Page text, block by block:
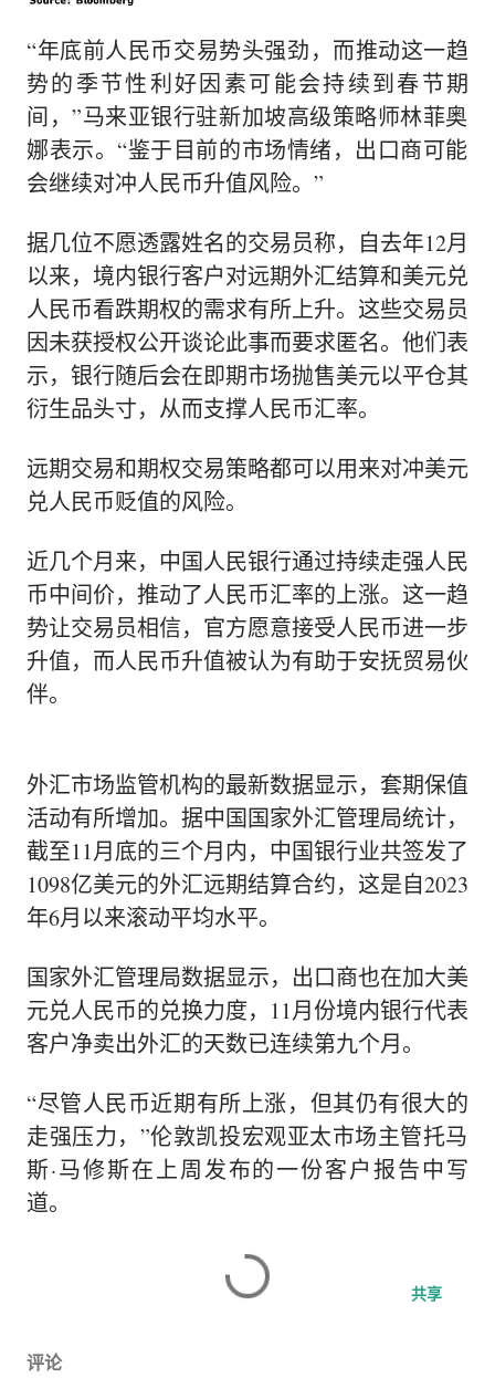
“年底前人民币交易势头强劲，而推动这一趋
势的季节性利好因素可能会持续到春节期
间，”马来亚银行驻新加坡高级策略师林菲奥
娜表示。“鉴于目前的市场情绪，出口商可能
会继续对冲人民币升值风险。”
据几位不愿透露姓名的交易员称，自去年12月
以来，境内银行客户对远期外汇结算和美元兑
人民币看跌期权的需求有所上升。这些交易员
因未获授权公开谈论此事而要求匿名。他们表
示，银行随后会在即期市场抛售美元以平仓其
衍生品头寸，从而支撑人民币汇率。
远期交易和期权交易策略都可以用来对冲美元
兑人民币贬值的风险。
近几个月来，中国人民银行通过持续走强人民
币中间价，推动了人民币汇率的上涨。这一趋
势让交易员相信，官方愿意接受人民币进一步
升值，而人民币升值被认为有助于安抚贸易伙
伴。
外汇市场监管机构的最新数据显示，套期保值
活动有所增加。据中国国家外汇管理局统计，
截至11月底的三个月内，中国银行业共签发了
1098亿美元的外汇远期结算合约，这是自2023
年6月以来滚动平均水平。
国家外汇管理局数据显示，出口商也在加大美
元兑人民币的兑换力度，11月份境内银行代表
客户净卖出外汇的天数已连续第九个月。
“尽管人民币近期有所上涨，但其仍有很大的
走强压力，”伦敦凯投宏观亚太市场主管托马
斯·马修斯在上周发布的一份客户报告中写
道。
共享
评论